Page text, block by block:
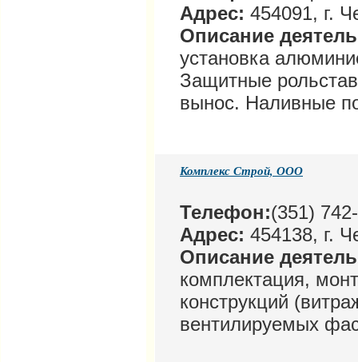
Адрес: 454091, г.
Описание
установка
Защитные
вынос. Наливные
Комплекс Строй, ООО
Телефон:(351)
Адрес: 454138, г.
Описание
комплектация,
конструкций
вентилируемых